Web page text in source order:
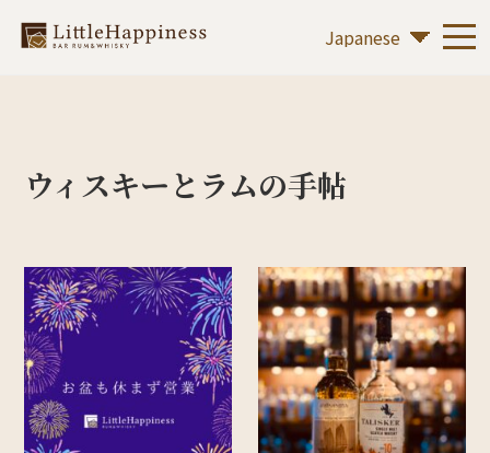
ウィスキーとラムの手帖